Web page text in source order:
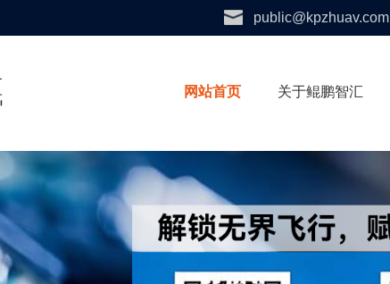
网站首页 关于鲲鹏智汇
public@kpzhuav.com